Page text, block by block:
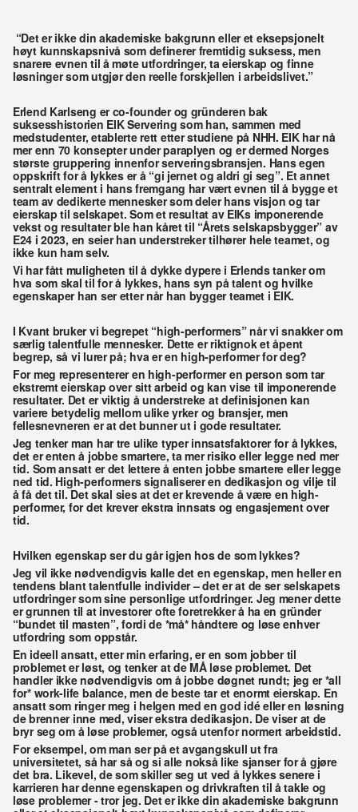
“Det er ikke din akademiske bakgrunn eller et eksepsjonelt
høyt kunnskapsnivå som definerer fremtidig suksess, men
snarere evnen til å møte utfordringer, ta eierskap og finne
løsninger som utgjør den reelle forskjellen i arbeidslivet.”
Erlend Karlseng er co-founder og gründeren bak
suksesshistorien EIK Servering som han, sammen med
medstudenter, etablerte rett etter studiene på NHH. EIK har nå
mer enn 70 konsepter under paraplyen og er dermed Norges
største gruppering innenfor serveringsbransjen. Hans egen
oppskrift for å lykkes er å “gi jernet og aldri gi seg”. Et annet
sentralt element i hans fremgang har vært evnen til å bygge et
team av dedikerte mennesker som deler hans visjon og tar
eierskap til selskapet. Som et resultat av EIKs imponerende
vekst og resultater ble han kåret til “Årets selskapsbygger” av
E24 i 2023, en seier han understreker tilhører hele teamet, og
ikke kun ham selv.
Vi har fått muligheten til å dykke dypere i Erlends tanker om
hva som skal til for å lykkes, hans syn på talent og hvilke
egenskaper han ser etter når han bygger teamet i EIK.
I Kvant bruker vi begrepet “high-performers” når vi snakker om
særlig talentfulle mennesker. Dette er riktignok et åpent
begrep, så vi lurer på; hva er en high-performer for deg?
For meg representerer en high-performer en person som tar
ekstremt eierskap over sitt arbeid og kan vise til imponerende
resultater. Det er viktig å understreke at definisjonen kan
variere betydelig mellom ulike yrker og bransjer, men
fellesnevneren er at det bunner ut i gode resultater.
Jeg tenker man har tre ulike typer innsatsfaktorer for å lykkes,
det er enten å jobbe smartere, ta mer risiko eller legge ned mer
tid. Som ansatt er det lettere å enten jobbe smartere eller legge
ned tid. High-performers signaliserer en dedikasjon og vilje til
å få det til. Det skal sies at det er krevende å være en high-
performer, for det krever ekstra innsats og engasjement over
tid.
Hvilken egenskap ser du går igjen hos de som lykkes?
Jeg vil ikke nødvendigvis kalle det en egenskap, men heller en
tendens blant talentfulle individer – det er at de ser selskapets
utfordringer som sine personlige utfordringer. Jeg mener dette
er grunnen til at investorer ofte foretrekker å ha en gründer
“bundet til masten”, fordi de *må* håndtere og løse enhver
utfordring som oppstår.
En ideell ansatt, etter min erfaring, er en som jobber til
problemet er løst, og tenker at de MÅ løse problemet. Det
handler ikke nødvendigvis om å jobbe døgnet rundt; jeg er *all
for* work-life balance, men de beste tar et enormt eierskap. En
ansatt som ringer meg i helgen med en god idé eller en løsning
de brenner inne med, viser ekstra dedikasjon. De viser at de
bryr seg om å løse problemer, også utenfor normert arbeidstid.
For eksempel, om man ser på et avgangskull ut fra
universitetet, så har så og si alle nokså like sjanser for å gjøre
det bra. Likevel, de som skiller seg ut ved å lykkes senere i
karrieren har denne egenskapen og drivkraften til å takle og
løse problemer - tror jeg. Det er ikke din akademiske bakgrunn